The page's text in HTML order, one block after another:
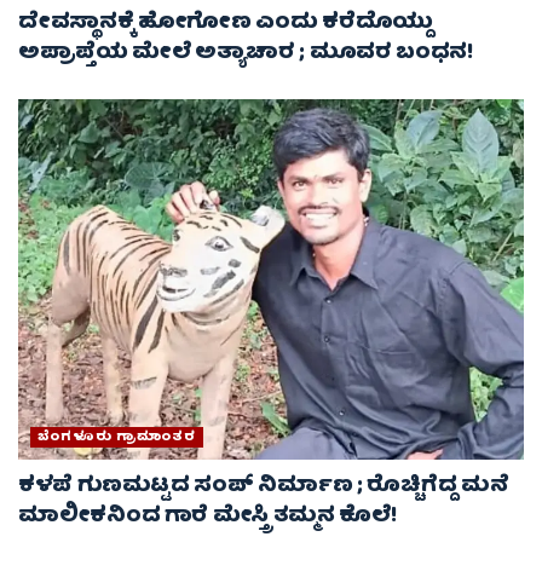
ದೇವಸ್ಥಾನಕ್ಕೆ ಹೋಗೋಣ ಎಂದು ಕರೆದೊಯ್ದು
ಅಪ್ರಾಪ್ತೆಯ ಮೇಲೆ ಅತ್ಯಾಚಾರ ; ಮೂವರ ಬಂಧನ!
ಬೆಂಗಳೂರು ಗ್ರಾಮಾಂತರ
ಕಳಪೆ ಗುಣಮಟ್ಟದ ಸಂಪ್ ನಿರ್ಮಾಣ ; ರೊಚ್ಚಿಗೆದ್ದ ಮನೆ
ಮಾಲೀಕನಿಂದ ಗಾರೆ ಮೇಸ್ತ್ರಿ ತಮ್ಮನ ಕೊಲೆ!